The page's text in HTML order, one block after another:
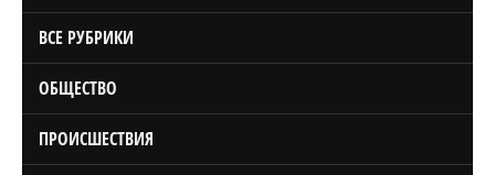
ВСЕ РУБРИКИ
ОБЩЕСТВО
ПРОИСШЕСТВИЯ